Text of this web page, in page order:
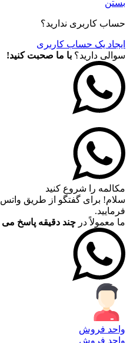
بستن
حساب کاربری ندارید؟
ایجاد یک حساب کاربری
سوالی دارید؟ با ما صحبت کنید!
مکالمه را شروع کنید
سلام! برای گفتگو از طریق
فرمایید.
ما معمولاً در چند دقیقه پاسخ می
واحد فروش
واحد فروش